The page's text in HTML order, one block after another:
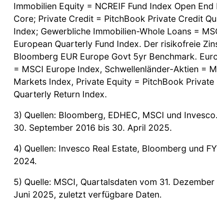
Immobilien Equity = NCREIF Fund Index Open
Core; Private Credit = PitchBook Private Credit
Index; Gewerbliche Immobilien-Whole Loans =
European Quarterly Fund Index. Der risikofreie
Bloomberg EUR Europe Govt 5yr Benchmark.
= MSCI Europe Index, Schwellenländer-Aktien =
Markets Index, Private Equity = PitchBook Private
Quarterly Return Index.
3) Quellen: Bloomberg, EDHEC, MSCI und
30. September 2016 bis 30. April 2025.
4) Quellen: Invesco Real Estate, Bloomberg und
2024.
5) Quelle: MSCI, Quartalsdaten vom 31.
Juni 2025, zuletzt verfügbare Daten.